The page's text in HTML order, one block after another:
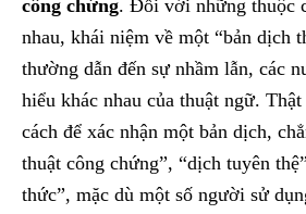
công chứng. Đối với những thuộc
nhau, khái niệm về một “bản dịch
thường dẫn đến sự nhầm lẫn, các
hiểu khác nhau của thuật ngữ.
cách để xác nhận một bản dịch,
thuật công chứng”, “dịch tuyên
thức”, mặc dù một số người sử